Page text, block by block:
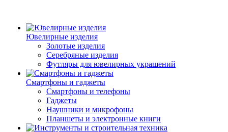
Ювелирные изделия
Золотые изделия
Серебряные изделия
Футляры для ювелирных украшений
Смартфоны и гаджеты
Смартфоны и телефоны
Гаджеты
Наушники и микрофоны
Планшеты и электронные книги